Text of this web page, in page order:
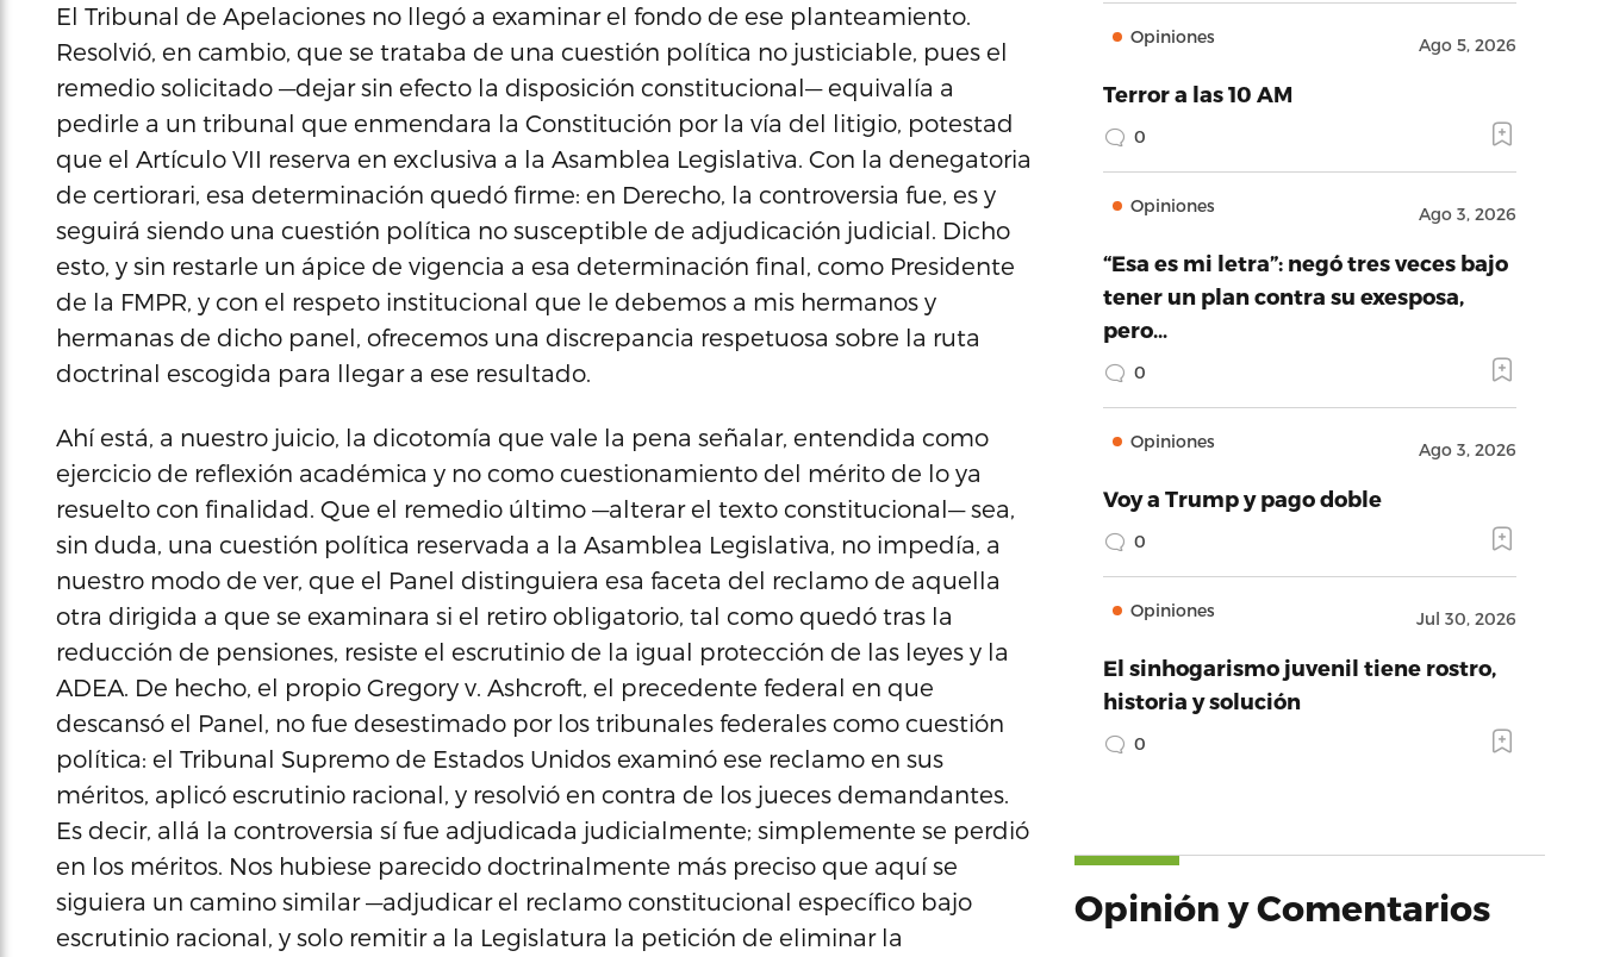
El Tribunal de Apelaciones no llegó a examinar el fondo de ese planteamiento.
Resolvió, en cambio, que se trataba de una cuestión política no justiciable, pues el
remedio solicitado —dejar sin efecto la disposición constitucional— equivalía a
pedirle a un tribunal que enmendara la Constitución por la vía del litigio, potestad
que el Artículo VII reserva en exclusiva a la Asamblea Legislativa. Con la denegatoria
de certiorari, esa determinación quedó firme: en Derecho, la controversia fue, es y
seguirá siendo una cuestión política no susceptible de adjudicación judicial. Dicho
esto, y sin restarle un ápice de vigencia a esa determinación final, como Presidente
de la FMPR, y con el respeto institucional que le debemos a mis hermanos y
hermanas de dicho panel, ofrecemos una discrepancia respetuosa sobre la ruta
doctrinal escogida para llegar a ese resultado.
Ahí está, a nuestro juicio, la dicotomía que vale la pena señalar, entendida como
ejercicio de reflexión académica y no como cuestionamiento del mérito de lo ya
resuelto con finalidad. Que el remedio último —alterar el texto constitucional— sea,
sin duda, una cuestión política reservada a la Asamblea Legislativa, no impedía, a
nuestro modo de ver, que el Panel distinguiera esa faceta del reclamo de aquella
otra dirigida a que se examinara si el retiro obligatorio, tal como quedó tras la
reducción de pensiones, resiste el escrutinio de la igual protección de las leyes y la
ADEA. De hecho, el propio Gregory v. Ashcroft, el precedente federal en que
descansó el Panel, no fue desestimado por los tribunales federales como cuestión
política: el Tribunal Supremo de Estados Unidos examinó ese reclamo en sus
méritos, aplicó escrutinio racional, y resolvió en contra de los jueces demandantes.
Es decir, allá la controversia sí fue adjudicada judicialmente; simplemente se perdió
en los méritos. Nos hubiese parecido doctrinalmente más preciso que aquí se
siguiera un camino similar —adjudicar el reclamo constitucional específico bajo
escrutinio racional, y solo remitir a la Legislatura la petición de eliminar la
Opiniones Ago 5, 2026
Terror a las 10 AM
0
Opiniones Ago 3, 2026
“Esa es mi letra”: negó tres veces bajo
tener un plan contra su exesposa,
pero…
0
Opiniones Ago 3, 2026
Voy a Trump y pago doble
0
Opiniones Jul 30, 2026
El sinhogarismo juvenil tiene rostro,
historia y solución
0
Opinión y Comentarios